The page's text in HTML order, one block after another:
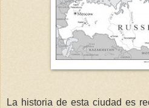
La historia de esta ciudad es